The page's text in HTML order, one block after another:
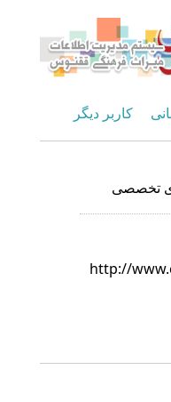
کاربر دیگر
تخصصی
"http://